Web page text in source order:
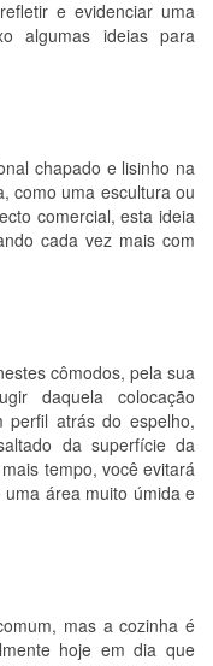
e evidenciar uma
algumas ideias para
chapado e lisinho na
como uma escultura ou
comercial, esta ideia
cada vez mais com
cômodos, pela sua
daquela colocação
perfil atrás do espelho,
da superfície da
tempo, você evitará
área muito úmida e
mas a cozinha é
hoje em dia que